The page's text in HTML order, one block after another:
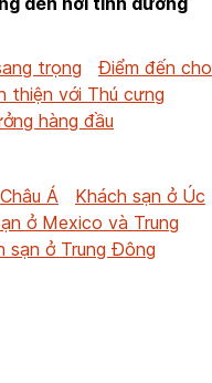
trọng
Điểm đến cho
thiện với Thú cưng
hàng đầu
Á
Khách sạn ở Úc
ở Mexico và Trung
sạn ở Trung Đông